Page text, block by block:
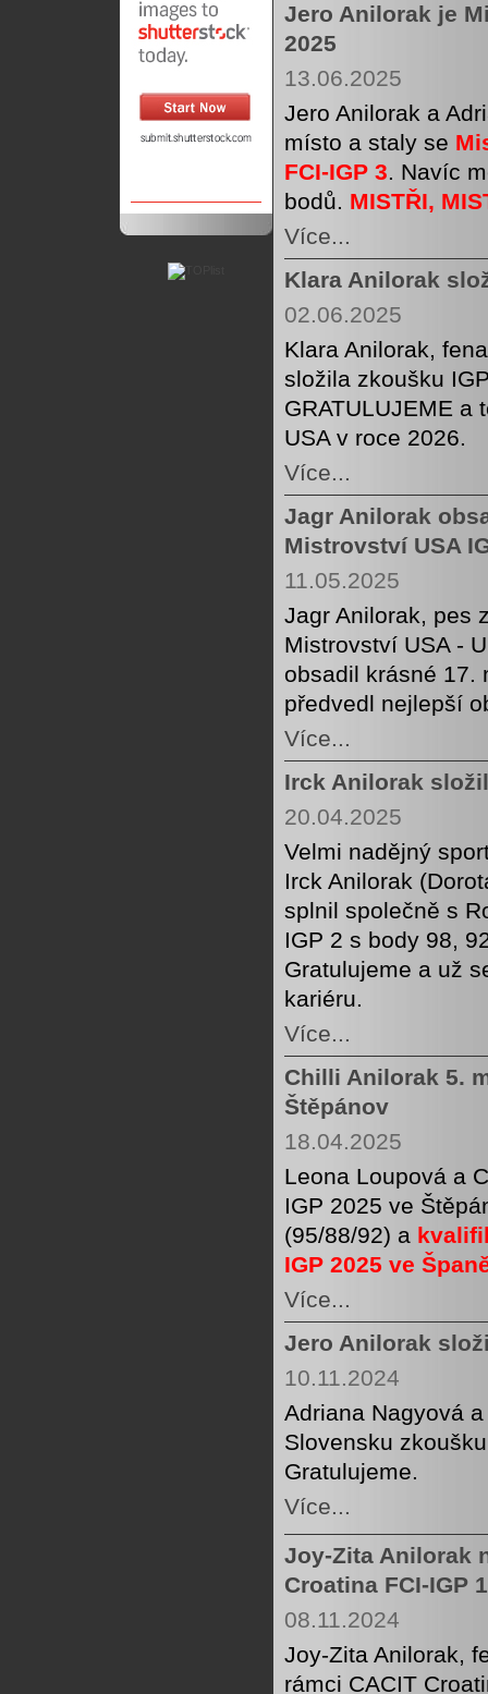
Jero Anilorak je
2025
13.06.2025
Jero Anilorak a
místo a staly se
FCI-IGP 3. Navíc
bodů. MISTŘI,
Více...
Klara Anilorak
02.06.2025
Klara Anilorak,
složila zkoušku
GRATULUJEME a
USA v roce 2026.
Více...
Jagr Anilorak
Mistrovství USA
11.05.2025
Jagr Anilorak, pes
Mistrovství USA -
obsadil krásné 17.
předvedl nejlepší
Více...
Irck Anilorak
20.04.2025
Velmi nadějný
Irck Anilorak
splnil společně s
IGP 2 s body 98,
Gratulujeme a už
kariéru.
Více...
Chilli Anilorak 5.
Štěpánov
18.04.2025
Leona Loupová a
IGP 2025 ve
(95/88/92) a
IGP 2025 ve
Více...
Jero Anilorak
10.11.2024
Adriana Nagyová
Slovensku
Gratulujeme.
Více...
Joy-Zita Anilorak
Croatina FCI-IGP 1
08.11.2024
Joy-Zita Anilorak,
rámci CACIT